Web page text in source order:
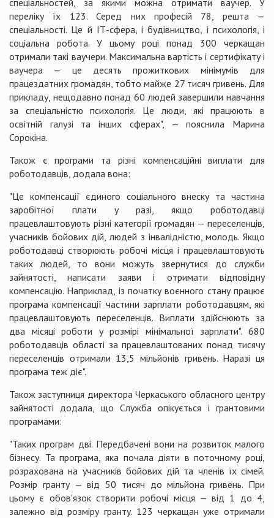
спеціальностей, за якими можна отримати ваучер. У
переліку їх 123. Серед них професій 78, решта —
спеціальності. Це й ІТ-сфера, і будівництво, і психологія, і
соціальна робота. У цьому році понад 300 черкащан
отримали такі ваучери. Максимальна вартість і сертифікату і
ваучера — це десять прожиткових мінімумів для
працездатних громадян, тобто майже 27 тисяч гривень. Для
прикладу, нещодавно понад 60 людей завершили навчання
за спеціальністю психологія. Це люди, які працюють в
освітній галузі та інших сферах", — пояснила Марина
Сорокіна.
Також є програми та різні компенсаційні виплати для
роботодавців, додала вона:
"Це компенсації єдиного соціального внеску та частина
заробітної плати у разі, якщо роботодавці
працевлаштовують різні категорії громадян — переселенців,
учасників бойових дій, людей з інвалідністю, молодь. Якщо
роботодавці створюють робочі місця і працевлаштовують
таких людей, то вони можуть звернутися до служби
зайнятості, написати заяви і отримати відповідну
компенсацію. Наприклад, із початку воєнного стану працює
програма компенсації частини зарплати роботодавцям, які
працевлаштовують переселенців. Виплати здійснюють за
два місяці роботи у розмірі мінімальної зарплати". 680
роботодавців області за працевлаштованих понад тисячу
переселенців отримали 13,5 мільйонів гривень. Наразі ця
програма теж діє".
Також заступниця директора Черкаського обласного центру
зайнятості додала, що Служба опікується і грантовими
програмами:
"Таких програм дві. Передбачені вони на розвиток малого
бізнесу. Та програма, яка почала діяти в поточному році,
розрахована на учасників бойових дій та членів їх сімей.
Розмір гранту — від 50 тисяч до мільйона гривень. При
цьому є обов'язок створити робочі місця — від 1 до 4,
залежно від розміру гранту. 123 черкащан уже отримали